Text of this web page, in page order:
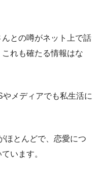
んとの噂がネット上で話
れも確たる情報はな
メディアでも私生活に
ほとんどで、恋愛につ
います。